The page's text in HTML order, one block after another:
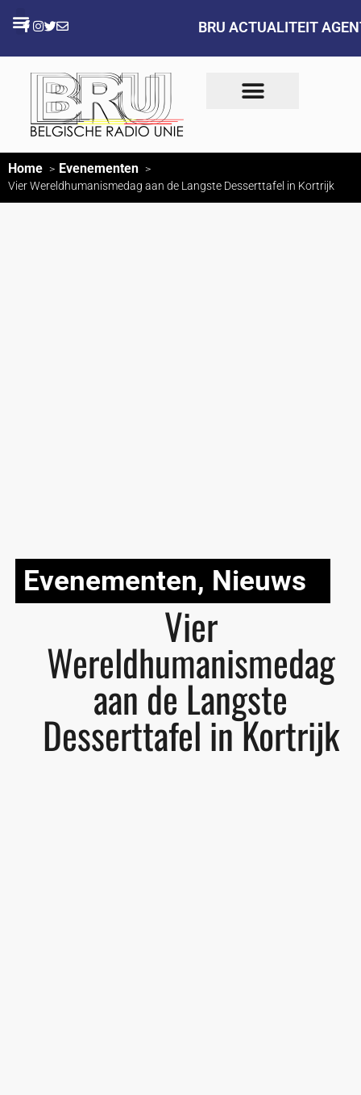
BRU ACTUALITEIT
Home Evenementen
Vier Wereldhumanismedag aan de Langste Desserttafel in Kortrijk
Evenementen, Nieuws
Vier
Wereldhumanismedag
aan de Langste
Desserttafel in Kortrijk